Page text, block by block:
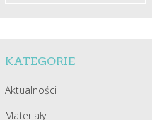
KATEGORIE
Aktualności
Materiały